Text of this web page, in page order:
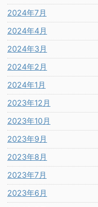
2024年7月
2024年4月
2024年3月
2024年2月
2024年1月
2023年12月
2023年10月
2023年9月
2023年8月
2023年7月
2023年6月